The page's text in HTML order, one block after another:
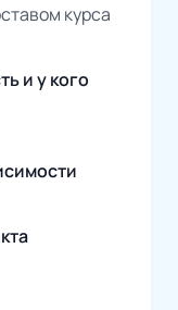
курса
и у кого